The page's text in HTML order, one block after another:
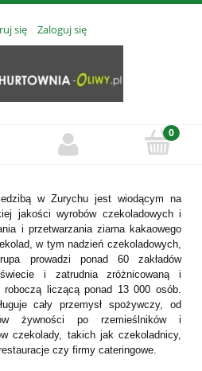
się Zaloguj się
w Zurychu jest wiodącym na
jakości wyrobów czekoladowych i
i przetwarzania ziarna kakaowego
w tym nadzień czekoladowych,
prowadzi ponad 60 zakładów
i zatrudnia zróżnicowaną i
roboczą liczącą ponad 13 000 osób.
cały przemysł spożywczy, od
żywności po rzemieślników i
czekolady, takich jak czekoladnicy,
czy firmy cateringowe.